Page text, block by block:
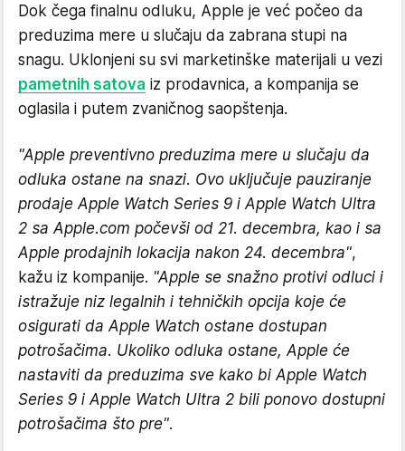
Dok čega finalnu odluku, Apple je već počeo da
preduzima mere u slučaju da zabrana stupi na
snagu. Uklonjeni su svi marketinške materijali u vezi
pametnih satova iz prodavnica, a kompanija se
oglasila i putem zvaničnog saopštenja.
"Apple preventivno preduzima mere u slučaju da
odluka ostane na snazi. Ovo uključuje pauziranje
prodaje Apple Watch Series 9 i Apple Watch Ultra
2 sa Apple.com počevši od 21. decembra, kao i sa
Apple prodajnih lokacija nakon 24. decembra",
kažu iz kompanije. "Apple se snažno protivi odluci i
istražuje niz legalnih i tehničkih opcija koje će
osigurati da Apple Watch ostane dostupan
potrošačima. Ukoliko odluka ostane, Apple će
nastaviti da preduzima sve kako bi Apple Watch
Series 9 i Apple Watch Ultra 2 bili ponovo dostupni
potrošačima što pre".